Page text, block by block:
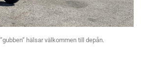
hälsar välkommen till depån.